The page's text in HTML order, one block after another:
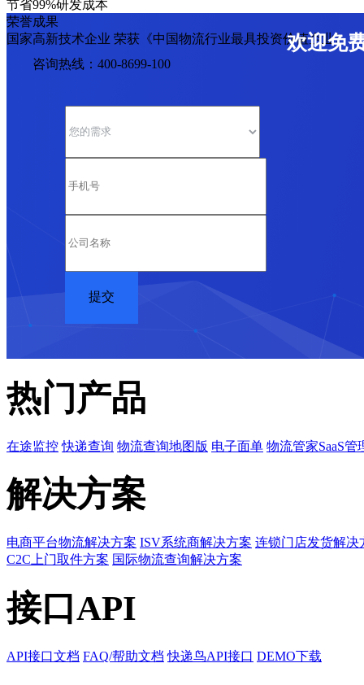
节省99%研发成本
荣誉成果
国家高新技术企业 荣获《中国物流行业最具投资价值企业》
欢迎免
咨询热线：400-8699-100
热门产品
在途监控 快递查询 物流查询地图版 电子面单 物流管家SaaS管
解决方案
电商平台物流解决方案 ISV系统商解决方案 连锁门店发货解决
C2C上门取件方案 国际物流查询解决方案
接口API
API接口文档 FAQ/帮助文档 快递鸟API接口 DEMO下载